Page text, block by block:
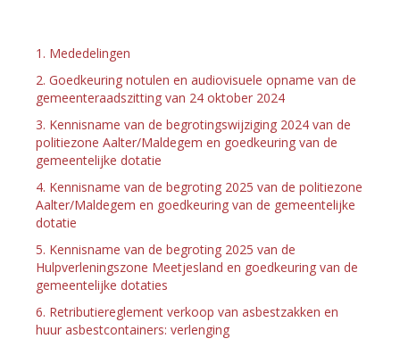
1. Mededelingen
2. Goedkeuring notulen en audiovisuele opname van de
gemeenteraadszitting van 24 oktober 2024
3. Kennisname van de begrotingswijziging 2024 van de
politiezone Aalter/Maldegem en goedkeuring van de
gemeentelijke dotatie
4. Kennisname van de begroting 2025 van de politiezone
Aalter/Maldegem en goedkeuring van de gemeentelijke
dotatie
5. Kennisname van de begroting 2025 van de
Hulpverleningszone Meetjesland en goedkeuring van de
gemeentelijke dotaties
6. Retributiereglement verkoop van asbestzakken en
huur asbestcontainers: verlenging